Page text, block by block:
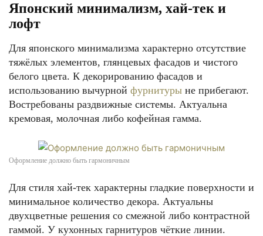
Японский минимализм, хай-тек и
лофт
Для японского минимализма характерно отсутствие
тяжёлых элементов, глянцевых фасадов и чистого
белого цвета. К декорированию фасадов и
использованию вычурной фурнитуры не прибегают.
Востребованы раздвижные системы. Актуальна
кремовая, молочная либо кофейная гамма.
Оформление должно быть гармоничным
Для стиля хай-тек характерны гладкие поверхности и
минимальное количество декора. Актуальны
двухцветные решения со смежной либо контрастной
гаммой. У кухонных гарнитуров чёткие линии.